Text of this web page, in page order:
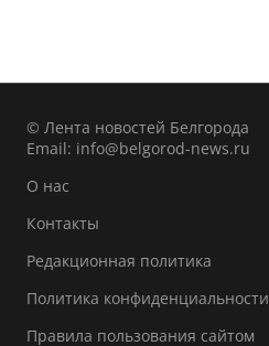
© Лента новостей Белгорода
Email: info@belgorod-news.ru
О нас
Контакты
Редакционная политика
Политика конфиденциальности
Правила пользования сайтом